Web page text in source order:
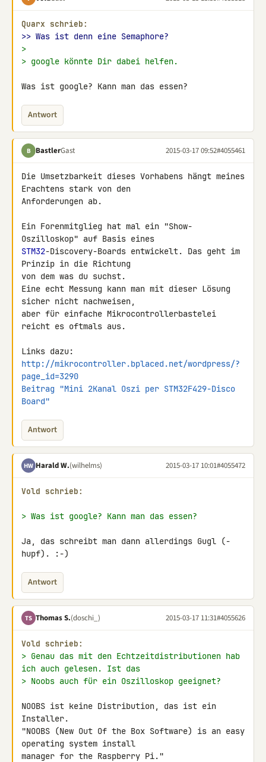
Quarx schrieb:
>> Was ist denn eine Semaphore?
>
> google könnte Dir dabei helfen.
Was ist google? Kann man das essen?
Antwort
B BastlerGast 2015-03-17 09:52#4055461
Die Umsetzbarkeit dieses Vorhabens hängt meines
Erachtens stark von den
Anforderungen ab.
Ein Forenmitglieg hat mal ein "Show-
STM32-Discovery-Boards entwickelt. Das geht im
Prinzip in die Richtung
von dem was du suchst.
Eine echt Messung kann man mit dieser Lösung
sicher nicht nachweisen,
aber für einfache Mikrocontrollerbastelei
reicht es oftmals aus.
http://mikrocontroller.bplaced.net/wordpress/?
page_id=3290
Beitrag "Mini 2Kanal Oszi per STM32F429-Disco
Board"
Antwort
HW Harald W.(wilhelms) 2015-03-17 10:01#4055472
Vold schrieb:
> Was ist google? Kann man das essen?
Ja, das schreibt man dann allerdings Gugl (-
hupf). :-)
Antwort
TS Thomas S.(doschi_) 2015-03-17 11:31#4055626
Vold schrieb:
> Genau das mit den Echtzeitdistributionen hab
ich auch gelesen. Ist das
> Noobs auch für ein Oszilloskop geeignet?
NOOBS ist keine Distribution, das ist ein
Installer.
"NOOBS (New Out Of the Box Software) is an easy
operating system install
manager for the Raspberry Pi."